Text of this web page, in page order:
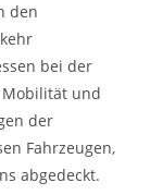
den
bei der
und
der
Fahrzeugen,
abgedeckt.